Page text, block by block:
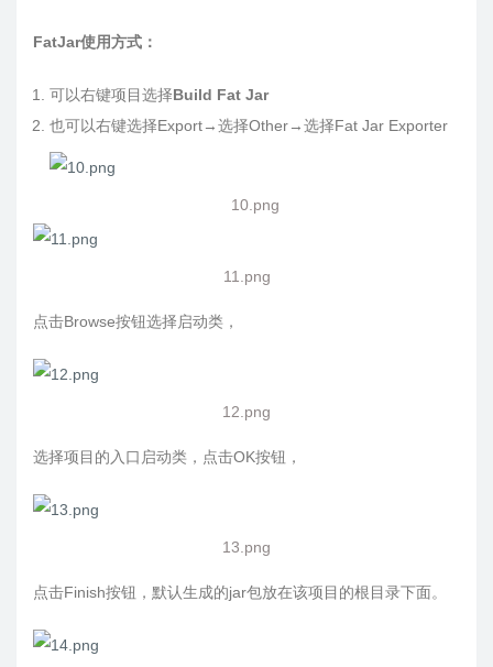
FatJar使用方式：
可以右键项目选择Build Fat Jar
也可以右键选择Export→选择Other→选择Fat Jar Exporter
10.png
11.png
点击Browse按钮选择启动类，
12.png
选择项目的入口启动类，点击OK按钮，
13.png
点击Finish按钮，默认生成的jar包放在该项目的根目录下面。